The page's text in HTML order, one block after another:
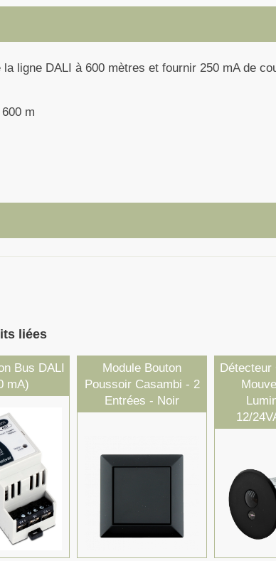
ligne DALI à 600 mètres et fournir 250 mA de
m
liées
Bus DALI
mA)
Module Bouton
Poussoir Casambi - 2
Entrées - Noir
12/